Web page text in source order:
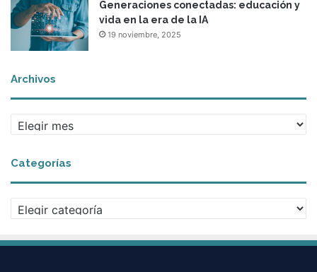
Generaciones conectadas: educación y
vida en la era de la IA
19 noviembre, 2025
Archivos
r
h
i
Categorías
a
e